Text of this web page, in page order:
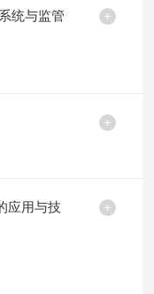
统与监管
应用与技